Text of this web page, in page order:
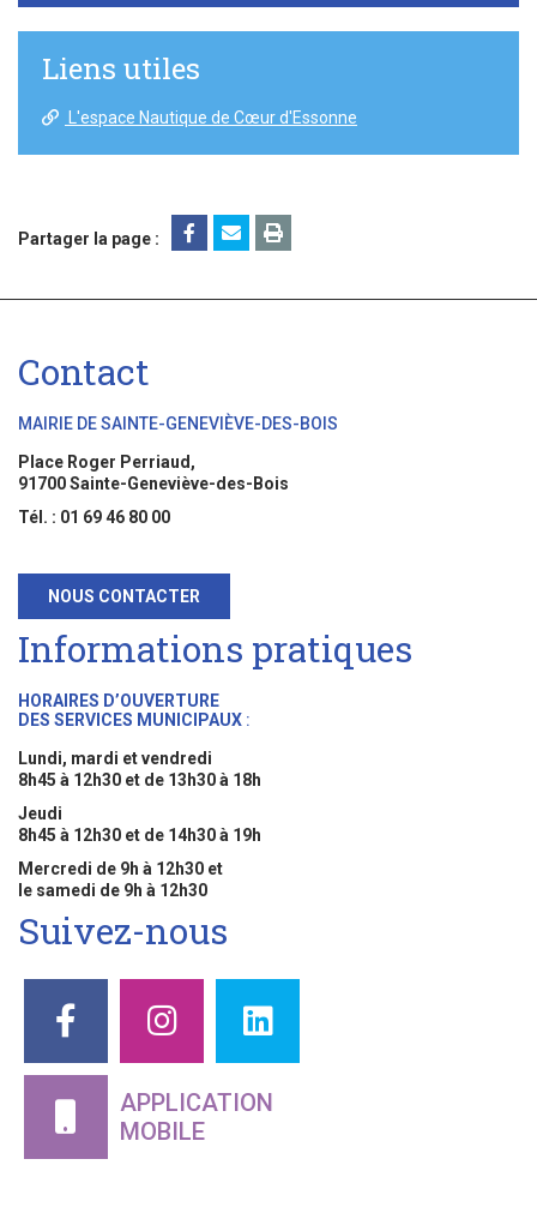
Liens utiles
L'espace Nautique de Cœur d'Essonne
Partager la page :
Contact
MAIRIE DE SAINTE-GENEVIÈVE-DES-BOIS
Place Roger Perriaud,
91700 Sainte-Geneviève-des-Bois
Tél. : 01 69 46 80 00
NOUS CONTACTER
Informations pratiques
HORAIRES D’OUVERTURE
DES SERVICES MUNICIPAUX :
Lundi, mardi et vendredi
8h45 à 12h30 et de 13h30 à 18h
Jeudi
8h45 à 12h30 et de 14h30 à 19h
Mercredi de 9h à 12h30 et
le samedi de 9h à 12h30
Suivez-nous
APPLICATION
MOBILE